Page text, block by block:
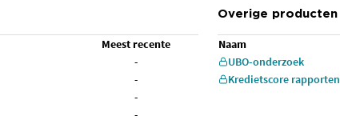
Meest recente
-
-
-
-
Overige producten
Naam
UBO-onderzoek
Kredietscore rapporten